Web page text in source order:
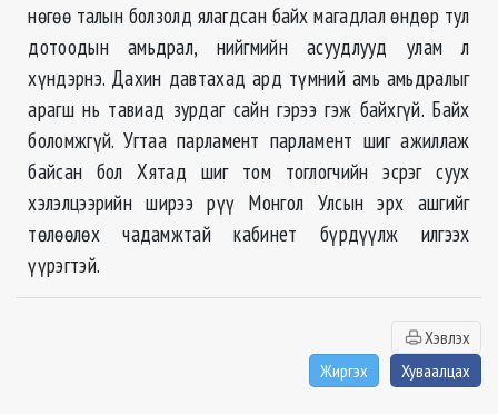
нөгөө талын болзолд ялагдсан байх магадлал өндөр тул
дотоодын амьдрал, нийгмийн асуудлууд улам л
хүндэрнэ. Дахин давтахад ард түмний амь амьдралыг
арагш нь тавиад зурдаг сайн гэрээ гэж байхгүй. Байх
боломжгүй. Угтаа парламент парламент шиг ажиллаж
байсан бол Хятад шиг том тоглогчийн эсрэг суух
хэлэлцээрийн ширээ рүү Монгол Улсын эрх ашгийг
төлөөлөх чадамжтай кабинет бүрдүүлж илгээх
үүрэгтэй.
Хэвлэх
Жиргэх
Хуваалцах